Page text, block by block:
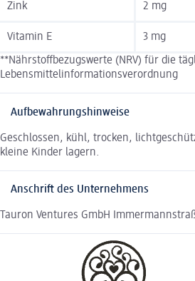
Zink 2 mg
Vitamin E 3 mg
**Nährstoffbezugswerte (NRV) für die
Lebensmittelinformationsverordnung
Aufbewahrungshinweise
Geschlossen, kühl, trocken,
kleine Kinder lagern.
Anschrift des Unternehmens
Tauron Ventures GmbH